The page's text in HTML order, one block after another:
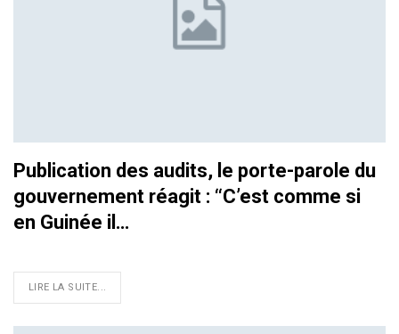
Publication des audits, le porte-parole du
gouvernement réagit : ‘‘C’est comme si
en Guinée il…
LIRE LA SUITE...